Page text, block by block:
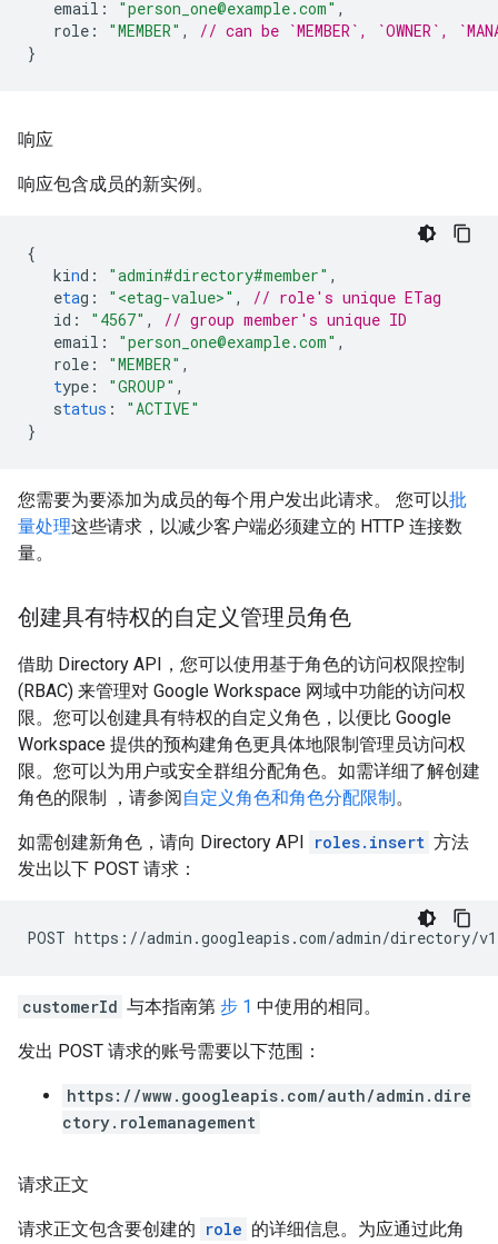
email : "person_one@example.com" ,
role : "MEMBER" ,
// can be `MEMBER`, `OWNER`,
}
响应
响应包含成员的新实例。
{
kind : "admin#directory#member" ,
etag : "<etag-value>" ,
// role's unique ETag
id : "4567" ,
// group member's unique ID
email : "person_one@example.com" ,
role : "MEMBER" ,
type : "GROUP" ,
status :
"ACTIVE"
}
您需要为要添加为成员的每个用户发出此请求。 您可以批
量处理这些请求，以减少客户端必须建立的 HTTP 连接数
量。
创建具有特权的自定义管理员角色
借助 Directory API，您可以使用基于角色的访问权限控制
(RBAC) 来管理对 Google Workspace 网域中功能的访问权
限。您可以创建具有特权的自定义角色，以便比 Google
Workspace 提供的预构建角色更具体地限制管理员访问权
限。您可以为用户或安全群组分配角色。如需详细了解创建
角色的限制 ，请参阅自定义角色和角色分配限制。
如需创建新角色，请向 Directory API roles.insert 方法
发出以下 POST 请求：
customerId 与本指南第 步 1 中使用的相同。
发出 POST 请求的账号需要以下范围：
https://www.googleapis.com/auth/admin.dire
ctory.rolemanagement
请求正文
请求正文包含要创建的 role 的详细信息。为应通过此角